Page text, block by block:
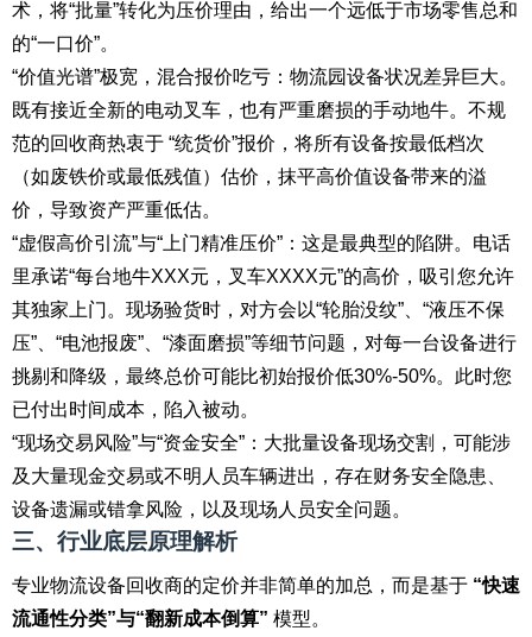
术，将“批量”转化为压价理由，给出一个远低于市场零售总和
的“一口价”。
“价值光谱”极宽，混合报价吃亏：物流园设备状况差异巨大。
既有接近全新的电动叉车，也有严重磨损的手动地牛。不规
范的回收商热衷于 “统货价”报价，将所有设备按最低档次
（如废铁价或最低残值）估价，抹平高价值设备带来的溢
价，导致资产严重低估。
“虚假高价引流”与“上门精准压价”：这是最典型的陷阱。电话
里承诺“每台地牛XXX元，叉车XXXX元”的高价，吸引您允许
其独家上门。现场验货时，对方会以“轮胎没纹”、“液压不保
压”、“电池报废”、“漆面磨损”等细节问题，对每一台设备进行
挑剔和降级，最终总价可能比初始报价低30%-50%。此时您
已付出时间成本，陷入被动。
“现场交易风险”与“资金安全”：大批量设备现场交割，可能涉
及大量现金交易或不明人员车辆进出，存在财务安全隐患、
设备遗漏或错拿风险，以及现场人员安全问题。
三、行业底层原理解析
专业物流设备回收商的定价并非简单的加总，而是基于 “快速
流通性分类”与“翻新成本倒算” 模型。